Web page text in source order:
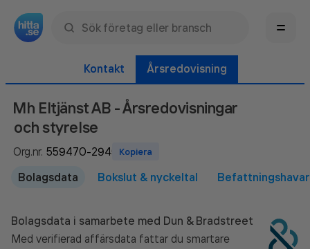
Sök namn, gata, ort, telefon, företag, sökord
Kontakt Årsredovisning
Mh Eltjänst AB - Årsredovisningar
och styrelse
Org.nr. Kopiera
Bolagsdata Bokslut & nyckeltal
Bolagsdata i samarbete med Dun & Bradstreet
Med verifierad affärsdata fattar du smartare